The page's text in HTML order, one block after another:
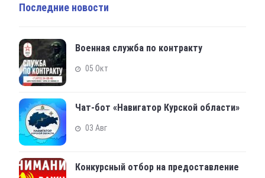
Последние новости
Военная служба по контракту
05 Окт
Чат-бот «Навигатор Курской области»
03 Авг
Конкурсный отбор на предоставление